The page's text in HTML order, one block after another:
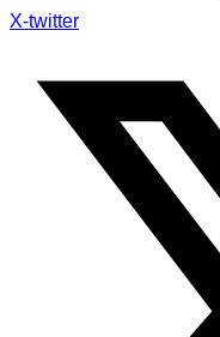
X-twitter